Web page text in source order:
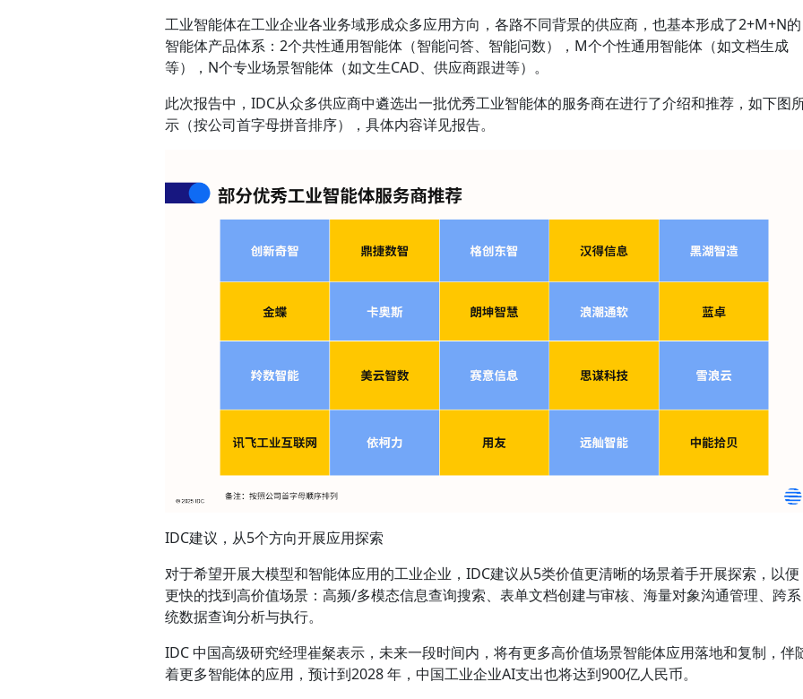
工业智能体在工业企业各业务域形成众多应用方向，各路不同背景的供应商，也基本形成了2+M+N的
智能体产品体系：2个共性通用智能体（智能问答、智能问数），M个个性通用智能体（如文档生成
等），N个专业场景智能体（如文生CAD、供应商跟进等）。
此次报告中，IDC从众多供应商中遴选出一批优秀工业智能体的服务商在进行了介绍和推荐，如下图
示（按公司首字母拼音排序），具体内容详见报告。
IDC建议，从5个方向开展应用探索
对于希望开展大模型和智能体应用的工业企业，IDC建议从5类价值更清晰的场景着手开展探索，以便
更快的找到高价值场景：高频/多模态信息查询搜索、表单文档创建与审核、海量对象沟通管理、跨系
统数据查询分析与执行。
IDC 中国高级研究经理崔粲表示，未来一段时间内，将有更多高价值场景智能体应用落地和复制，伴
着更多智能体的应用，预计到2028 年，中国工业企业AI支出也将达到900亿人民币。